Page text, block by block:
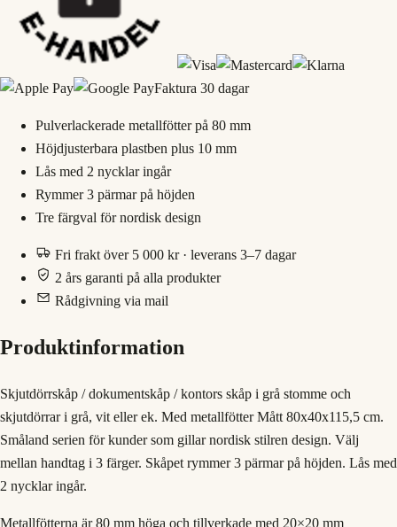
Faktura 30 dagar
Pulverlackerade metallfötter på 80 mm
Höjdjusterbara plastben plus 10 mm
Lås med 2 nycklar ingår
Rymmer 3 pärmar på höjden
Tre färgval för nordisk design
Fri frakt över 5 000 kr · leverans 3–7 dagar
2 års garanti på alla produkter
Rådgivning via mail
Produktinformation
Skjutdörrskåp / dokumentskåp / kontors skåp i grå stomme och
skjutdörrar i grå, vit eller ek. Med metallfötter Mått 80x40x115,5 cm.
Småland serien för kunder som gillar nordisk stilren design. Välj
mellan handtag i 3 färger. Skåpet rymmer 3 pärmar på höjden. Lås med
2 nycklar ingår.
Metallfötterna är 80 mm höga och tillverkade med 20×20 mm